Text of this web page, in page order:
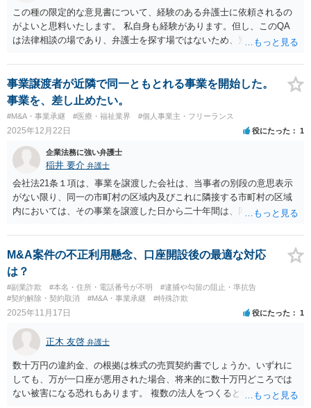
分野に含まれることが多いため、企業法務や会社法を取り扱っている
弁護士を探すのが一般的でしょう。
設備を買い取る場合では、考え方に違いがあるはずです。前者であれ
ば、ブランドや設備のオーナーは変わらないので、取引先や固定客に
対して事業の本質が維持される旨の告知を十分に行うことで、ブラン
ド名の変更や設備の再調達による負の影響を最小限に抑えることが可
能でしょう。後者の場合は、オーナーが変わることにより取引先や固
定客が離れるリスクを考慮して、ブランド名や設備を維持することの
価値は高く評価されるでしょう。 弁護士を通じた示談交渉を進めると
しても、譲渡交渉が成立する場合のシナリオだけでなく、相手方との
合意が得られない可能性を考慮した独立シナリオを検討したうえで、
二面作戦で対処する必要があろうかと思います。
この種の限定的な意見書について、経験のある弁護士に依頼されるの
がよいと思料いたします。 私自身も経験があります。但し、このQA
は法律相談の場であり、弁護士を探す場ではないため、別途お声がけ
事業譲渡者が近隣で同一ともとれる事業を開始した。
事業を、差し止めたい。
#M&A・事業承継 #医療・福祉業界 #個人事業主・フリーランス
2025年12月22日 役にたった 1
企業法務に強い弁護士
稲井 要介 弁護士
会社法21条１項は、事業を譲渡した会社は、当事者の別段の意思表示
がない限り、同一の市町村の区域内及びこれに隣接する市町村の区域
内においては、その事業を譲渡した日から二十年間は、同一の事業を
務の期間の定めがないようなので、「同一の事業」である鍼灸の事業
については、競業避止義務に違反しているとして、差止請求や損害賠
償請求をすることが考えられます。裁判沙汰になると、前任者の母か
ら嫌がらせを受けるおそれがあるので、弁護士を通じて交渉し、解決
を図ることが考えられます。最終的に、差止めは断念する代わりに解
決金を支払ってもらう、という解決策もあり得ます。
M&A案件の不正利用懸念、口座開設後の最適な対応
は？
#副業詐欺 #本名・住所・電話番号が不明
#逮捕や勾留の阻止・準抗告
#契約解除・契約取消
#M&A・事業承継 #特殊詐欺
2025年11月17日 役にたった 1
正木 友啓 弁護士
数十万円の違約金、の根拠は株式の売買契約書でしょうか。いずれに
しても、万が一口座が悪用された場合、将来的に数十万円どころでは
ない被害になる恐れもあります。 複数の法人をつくるというあたりか